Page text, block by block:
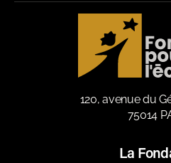
120, avenue du
75014
La